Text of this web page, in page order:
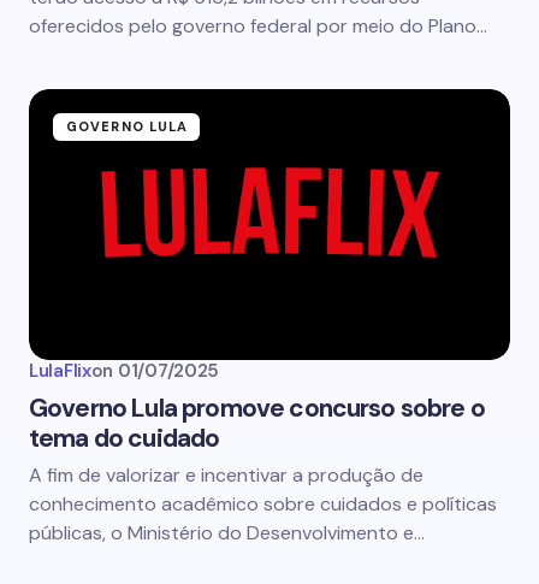
oferecidos pelo governo federal por meio do Plano…
GOVERNO LULA
LulaFlixon 01/07/2025
Governo Lula promove concurso sobre o
tema do cuidado
A fim de valorizar e incentivar a produção de
conhecimento acadêmico sobre cuidados e políticas
públicas, o Ministério do Desenvolvimento e…